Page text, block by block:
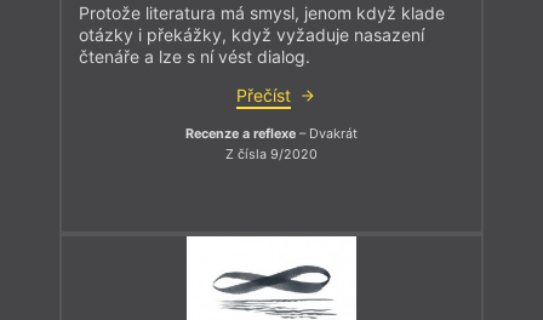
Protože literatura má smysl, jenom když klade
otázky i překážky, když vyžaduje nasazení
čtenáře a lze s ní vést dialog.
Přečíst
Recenze a reflexe – Dvakrát
Z čísla 9/2020